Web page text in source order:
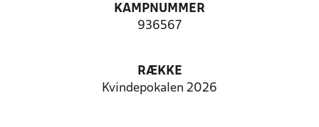
KAMPNUMMER
936567
RÆKKE
Kvindepokalen 2026